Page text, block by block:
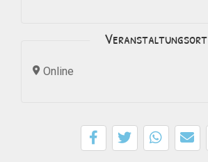
Veranstaltungsort
Online